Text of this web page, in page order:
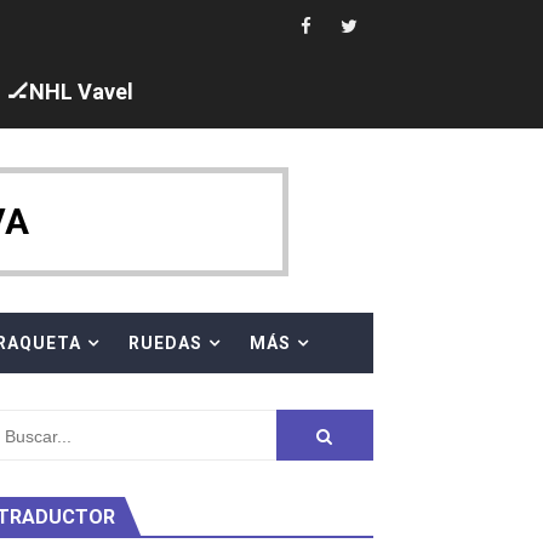
y Taddeucci. Ángela Martínez 5ª en 10km
al equipo neutral ruso, llevándose 8 medallas, seis para
en el Grand Slam Mexico
Project
🏒NHL Vavel
RAQUETA RUEDAS MÁS